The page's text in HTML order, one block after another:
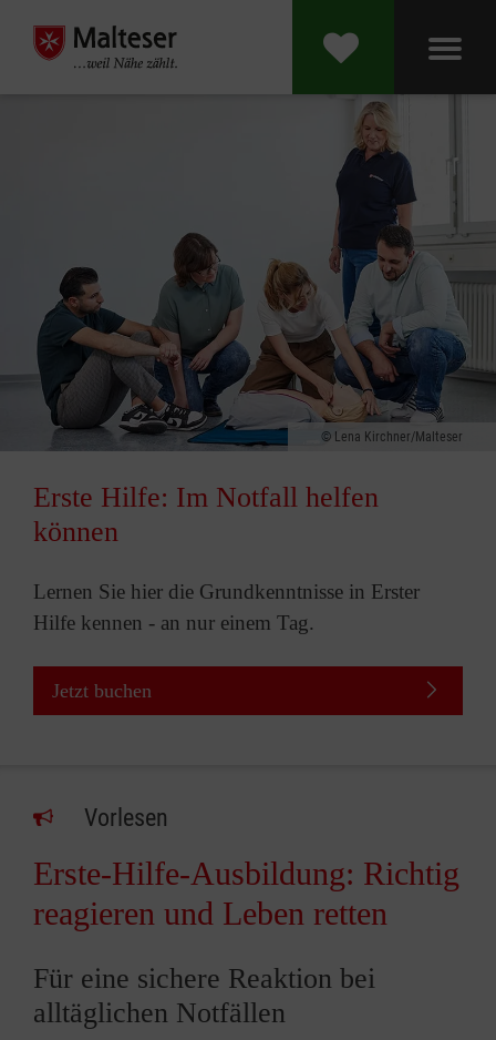
Lena Kirchner/Malteser
Erste Hilfe: Im Notfall helfen
können
Lernen Sie hier die Grundkenntnisse in Erster
Hilfe kennen - an nur einem Tag.
Jetzt buchen
Vorlesen
Erste-Hilfe-Ausbildung: Richtig
reagieren und Leben retten
Für eine sichere Reaktion bei
alltäglichen Notfällen